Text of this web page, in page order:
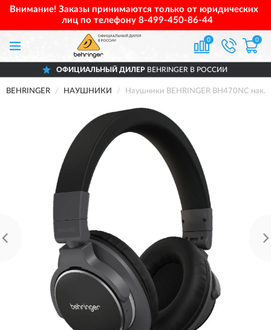
Внимание! Заказы принимаются только от юридических
лиц по телефону 8-499-450-86-44
0 0
ОФИЦИАЛЬНЫЙ ДИЛЕР BEHRINGER В РОССИИ
BEHRINGER НАУШНИКИ Наушники BEHRINGER BH470NC